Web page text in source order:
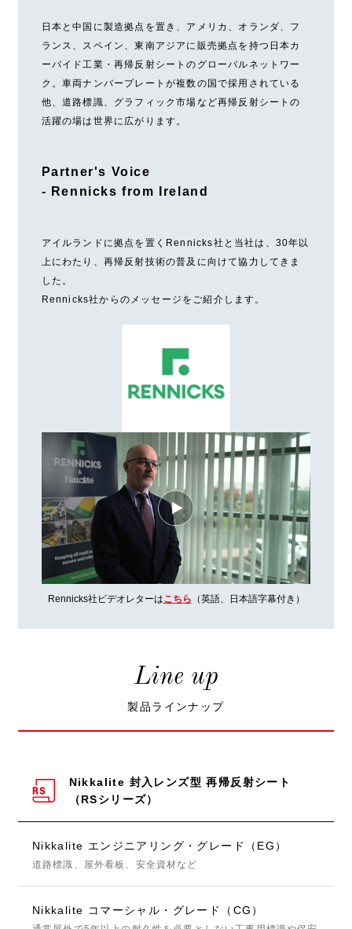
日本と中国に製造拠点を置き、アメリカ、オランダ、フ
ランス、スペイン、東南アジアに販売拠点を持つ日本カ
ーバイド工業・再帰反射シートのグローバルネットワー
ク。車両ナンバープレートが複数の国で採用されている
他、道路標識、グラフィック市場など再帰反射シートの
活躍の場は世界に広がります。
Partner's Voice
- Rennicks from Ireland
アイルランドに拠点を置くRennicks社と当社は、30年以
上にわたり、再帰反射技術の普及に向けて協力してきま
した。
Rennicks社からのメッセージをご紹介します。
Rennicks社ビデオレターはこちら （英語、日本語字幕付き）
Line up
製品ラインナップ
Nikkalite 封入レンズ型 再帰反射シート
（RSシリーズ）
Nikkalite エンジニアリング・グレード（EG）
道路標識、屋外看板、安全資材など
Nikkalite コマーシャル・グレード（CG）